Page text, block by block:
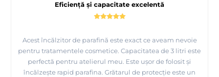
Eficiență și capacitate excelentă
Acest încălzitor de parafină este exact ce aveam nevoie
pentru tratamentele cosmetice. Capacitatea de 3 litri este
perfectă pentru atelierul meu. Este ușor de folosit și
încălzește rapid parafina. Grătarul de protecție este un